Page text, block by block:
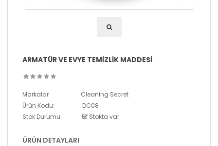
ARMATÜR VE EVYE TEMIZLIK MADDESI
Markalar
Cleaning Secret
Ürün Kodu:
DC08
Stok Durumu:
Stokta var
ÜRÜN DETAYLARI